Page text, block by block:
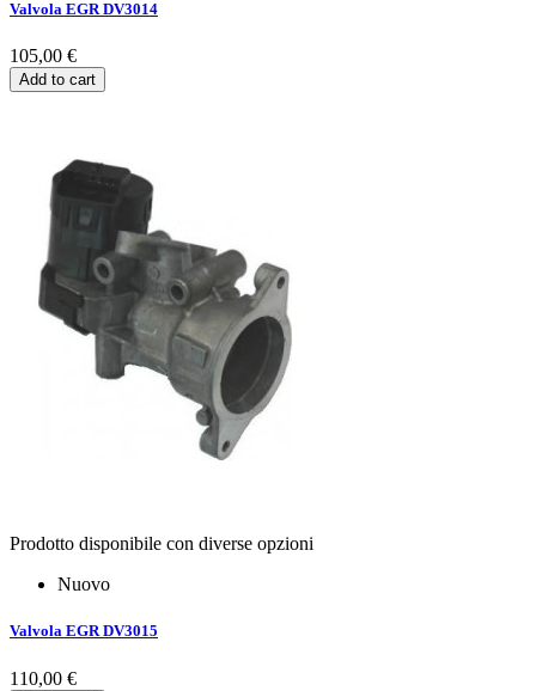
Valvola EGR DV3014
105,00 €
Add to cart
Prodotto disponibile con diverse opzioni
Nuovo
Valvola EGR DV3015
110,00 €